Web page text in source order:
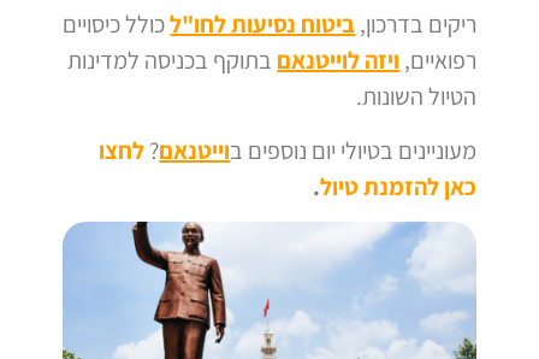
ריקים בדרכון,ביטוח נסיעות לחו"לכולל כיסויים
רפואיים,ויזה לוייטנאם בתוקף בכניסה למדינות
הטיול השונות.
מעוניינים בטיולי יום נוספים בוייטנאם?לחצו
כאן להזמנת טיול.